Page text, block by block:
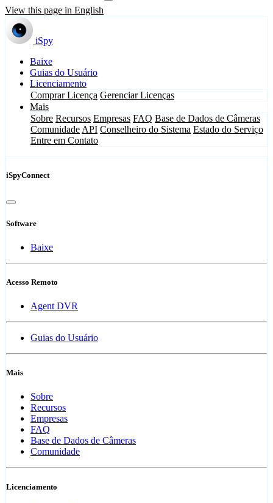
View this page in English
iSpy
Baixe
Guias do Usuário
Licenciamento
Comprar Licença Gerenciar Licenças
Mais
Sobre Recursos Empresas FAQ Base de Dados de Câmeras
Comunidade API Conselheiro do Sistema Estado do Serviço
Entre em Contato
iSpyConnect
Software
Baixe
Acesso Remoto
Agent DVR
Guias do Usuário
Mais
Sobre
Recursos
Empresas
FAQ
Base de Dados de Câmeras
Comunidade
Licenciamento